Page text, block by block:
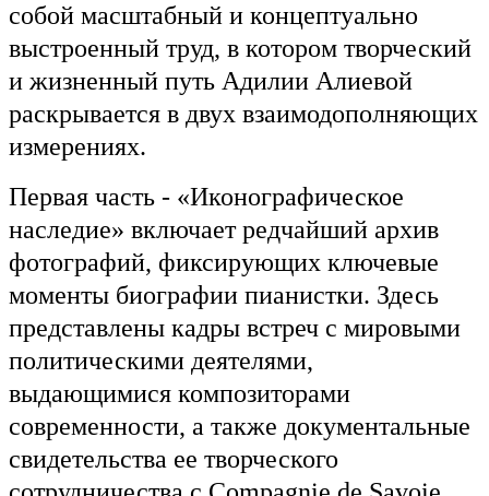
собой масштабный и концептуально
выстроенный труд, в котором творческий
и жизненный путь Адилии Алиевой
раскрывается в двух взаимодополняющих
измерениях.
Первая часть - «Иконографическое
наследие» включает редчайший архив
фотографий, фиксирующих ключевые
моменты биографии пианистки. Здесь
представлены кадры встреч с мировыми
политическими деятелями,
выдающимися композиторами
современности, а также документальные
свидетельства ее творческого